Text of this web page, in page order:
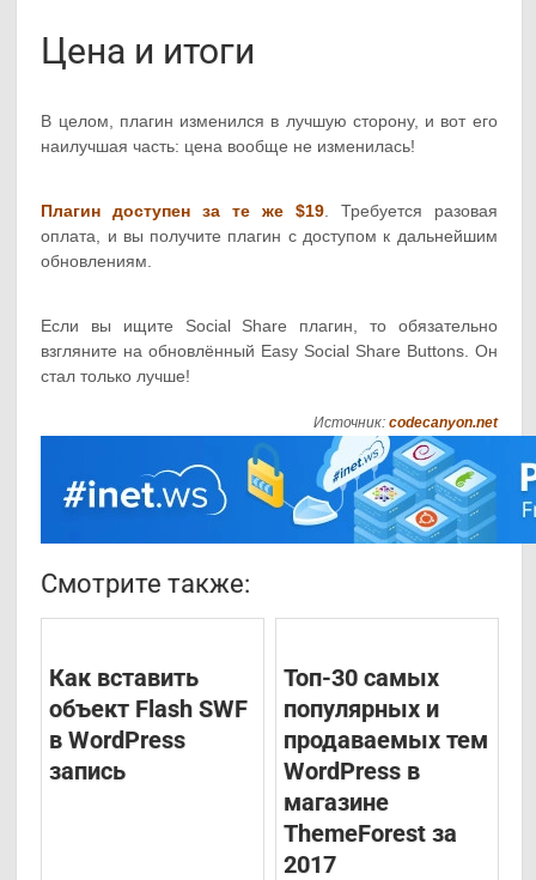
Цена и итоги
В целом, плагин изменился в лучшую сторону, и вот его
наилучшая часть: цена вообще не изменилась!
Плагин доступен за те же $19. Требуется разовая
оплата, и вы получите плагин с доступом к дальнейшим
обновлениям.
Если вы ищите Social Share плагин, то обязательно
взгляните на обновлённый Easy Social Share Buttons. Он
стал только лучше!
Источник: codecanyon.net
Смотрите также:
Как вставить
объект Flash SWF
в WordPress
запись
Топ-30 самых
популярных и
продаваемых тем
WordPress в
магазине
ThemeForest за
2017